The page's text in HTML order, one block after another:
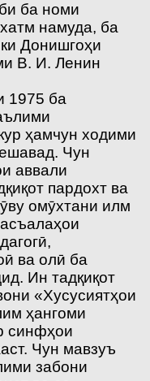
ба номи
намуда, ба
Донишгоҳи
В. И. Ленин
1975 ба
ҳамчун ходими
Чун
аввали
пардохт ва
омӯхтани илм
ва олӣ ба
Ин тадқиқот
«Хусусиятҳои
ҳангоми
синфҳои
Чун мавзуъ
забони